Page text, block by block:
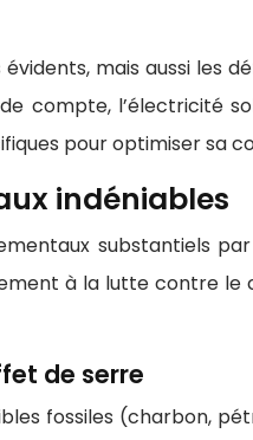
mais aussi les
compte, l’électricité
pour optimiser sa
indéniables
substantiels
à la lutte contre
de serre
fossiles (charbon,